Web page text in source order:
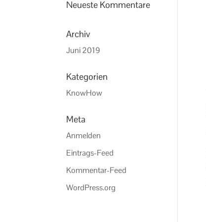
Neueste Kommentare
Archiv
Juni 2019
Kategorien
KnowHow
Meta
Anmelden
Eintrags-Feed
Kommentar-Feed
WordPress.org